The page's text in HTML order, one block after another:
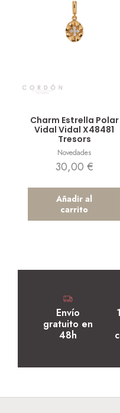
Charm Estrella Polar
Vidal Vidal X48481
Tresors
Novedades
30,00 €
Añadir al
carrito
Envío
gratuito en
48h